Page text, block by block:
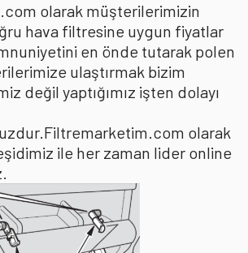
olarak müşterilerimizin
hava filtresine uygun fiyatlar
en önde tutarak polen
ulaştırmak bizim
değil yaptığımız işten dolayı
olarak
ile her zaman lider online